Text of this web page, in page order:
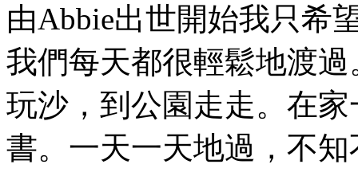
由Abbie出世開始我只希
我們每天都很輕鬆地渡過
玩沙，到公園走走。在
書。一天一天地過，不